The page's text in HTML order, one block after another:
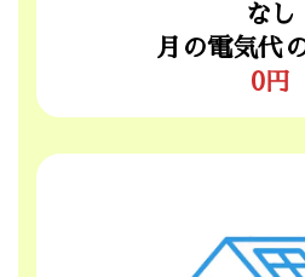
なし
月の電気代
0円